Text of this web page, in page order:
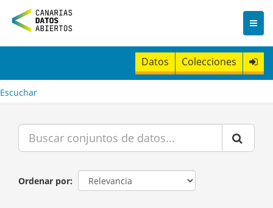
n
t
Datos Colecciones
Escuchar
Ordenar por